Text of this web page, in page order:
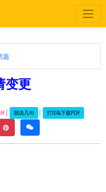
题
变更
| 我说几句 | 打印&下载PDF
pinterestweixin